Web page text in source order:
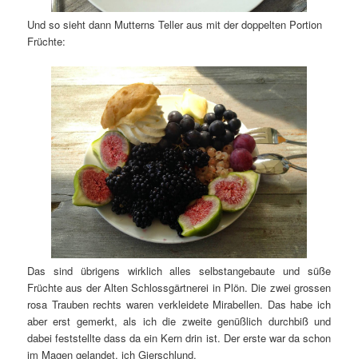
Und so sieht dann Mutterns Teller aus mit der doppelten Portion
Früchte:
Das sind übrigens wirklich alles selbstangebaute und süße
Früchte aus der Alten Schlossgärtnerei in Plön. Die zwei grossen
rosa Trauben rechts waren verkleidete Mirabellen. Das habe ich
aber erst gemerkt, als ich die zweite genüßlich durchbiß und
dabei feststellte dass da ein Kern drin ist. Der erste war da schon
im Magen gelandet, ich Gierschlund.